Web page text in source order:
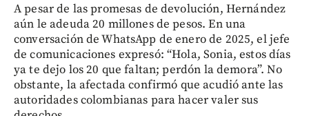
A pesar de las promesas de devolución, Hernández
aún le adeuda 20 millones de pesos. En una
conversación de WhatsApp de enero de 2025, el jefe
de comunicaciones expresó: “Hola, Sonia, estos días
ya te dejo los 20 que faltan; perdón la demora”. No
obstante, la afectada confirmó que acudió ante las
autoridades colombianas para hacer valer sus